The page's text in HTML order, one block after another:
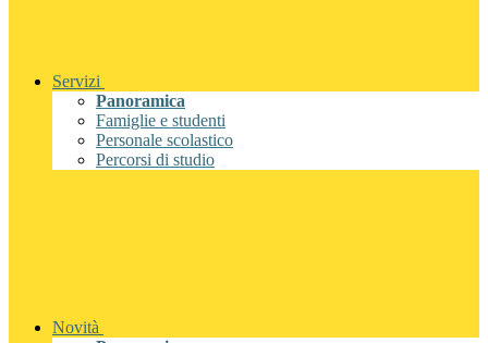
Servizi
Panoramica
Famiglie e studenti
Personale scolastico
Percorsi di studio
Novità